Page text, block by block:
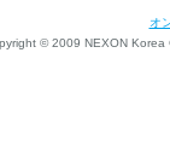
オ
© 2009 NEXON Korea